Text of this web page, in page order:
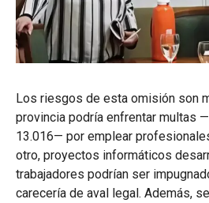
Los riesgos de esta omisión son
provincia podría enfrentar multas
13.016— por emplear
otro, proyectos informáticos
trabajadores podrían ser
carecería de aval legal. Además,